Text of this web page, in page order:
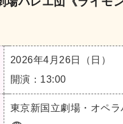
2026年4月26日（日）
開演：13:00
東京新国立劇場・オペラ